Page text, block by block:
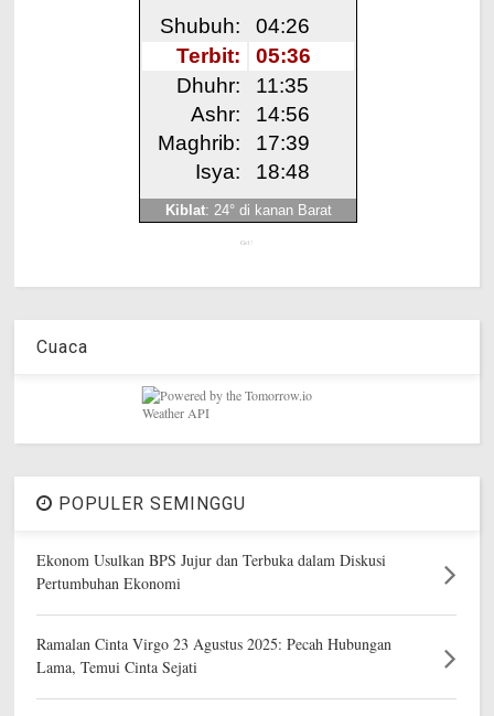
Get!
Cuaca
POPULER SEMINGGU
Ekonom Usulkan BPS Jujur dan Terbuka dalam Diskusi
Pertumbuhan Ekonomi
Ramalan Cinta Virgo 23 Agustus 2025: Pecah Hubungan
Lama, Temui Cinta Sejati